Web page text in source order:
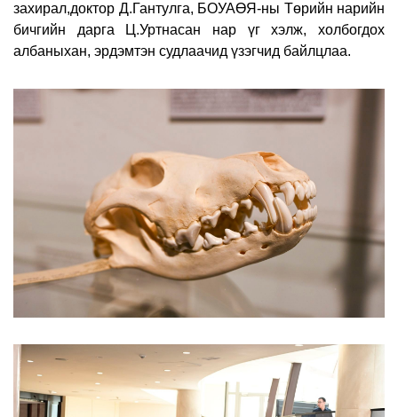
захирал,доктор Д.Гантулга, БОУАӨЯ-ны Төрийн нарийн
бичгийн дарга Ц.Уртнасан нар үг хэлж, холбогдох
албаныхан, эрдэмтэн судлаачид үзэгчид байлцлаа.